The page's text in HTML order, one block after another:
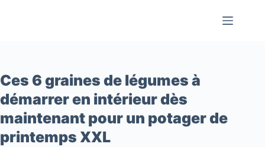
Ces 6 graines de légumes à
démarrer en intérieur dès
maintenant pour un potager de
printemps XXL